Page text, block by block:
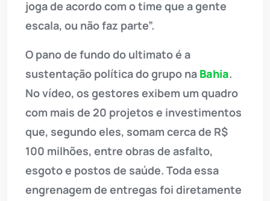
joga de acordo com o time que a gente
escala, ou não faz parte”.
O pano de fundo do ultimato é a
sustentação política do grupo na Bahia.
No vídeo, os gestores exibem um quadro
com mais de 20 projetos e investimentos
que, segundo eles, somam cerca de R$
100 milhões, entre obras de asfalto,
esgoto e postos de saúde. Toda essa
engrenagem de entregas foi diretamente